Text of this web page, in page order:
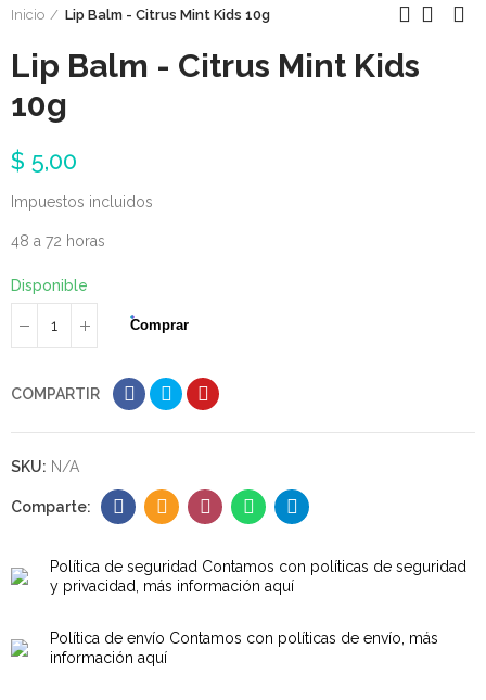
Inicio Lip Balm - Citrus Mint Kids 10g
Lip Balm - Citrus Mint Kids
10g
$ 5,00
Impuestos incluidos
48 a 72 horas
Disponible
Comprar
COMPARTIR
SKU: N/A
Política de seguridad Contamos con políticas de seguridad
y privacidad, más información aquí
Política de envío Contamos con políticas de envío, más
información aquí